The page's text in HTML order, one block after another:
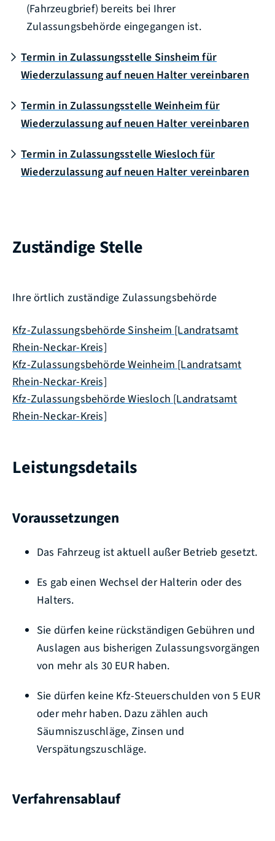
(Fahrzeugbrief) bereits bei Ihrer
Zulassungsbehörde eingegangen ist.
Termin in Zulassungsstelle Sinsheim für
Wiederzulassung auf neuen Halter vereinbaren
Termin in Zulassungsstelle Weinheim für
Wiederzulassung auf neuen Halter vereinbaren
Termin in Zulassungsstelle Wiesloch für
Wiederzulassung auf neuen Halter vereinbaren
Zuständige Stelle
Ihre örtlich zuständige Zulassungsbehörde
Kfz-Zulassungsbehörde Sinsheim [Landratsamt
Rhein-Neckar-Kreis]
Kfz-Zulassungsbehörde Weinheim [Landratsamt
Rhein-Neckar-Kreis]
Kfz-Zulassungsbehörde Wiesloch [Landratsamt
Rhein-Neckar-Kreis]
Leistungsdetails
Voraussetzungen
Das Fahrzeug ist aktuell außer Betrieb gesetzt.
Es gab einen Wechsel der Halterin oder des
Halters.
Sie dürfen keine rückständigen Gebühren und
Auslagen aus bisherigen Zulassungsvorgängen
von mehr als 30 EUR haben.
Sie dürfen keine Kfz-Steuerschulden von 5 EUR
oder mehr haben. Dazu zählen auch
Säumniszuschläge, Zinsen und
Verspätungszuschläge.
Verfahrensablauf